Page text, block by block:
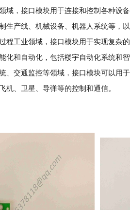
域，接口模块用于连接和控制各种设
生产线、机械设备、机器人系统等，以
程工业领域，接口模块用于实现复杂的
化和自动化，包括楼宇自动化系统和智
、交通监控等领域，接口模块可以用于
、卫星、导弹等的控制和通信。